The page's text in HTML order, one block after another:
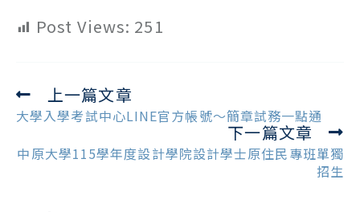
Post Views: 251
Read
more
上一篇文章
大學入學考試中心LINE官方帳號～簡章試務一點通
下一篇文章
中原大學115學年度設計學院設計學士原住民專班單獨
招生